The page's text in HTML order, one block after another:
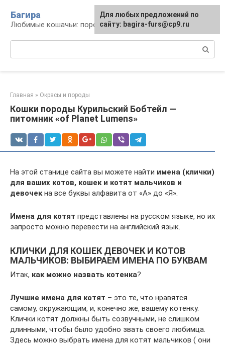
контенту
Багира
Любимые кошачьи: породы, содержание, уход
Главная » Окрасы и породы
Кошки породы Курильский Бобтейл —
питомник «of Planet Lumens»
На этой станице сайта вы можете найти имена (клички)
для ваших котов, кошек и котят мальчиков и
девочекна все буквы алфавита от «А» до «Я».
Имена для котят представлены на русском языке, но их
запросто можно перевести на английский язык.
КЛИЧКИ ДЛЯ КОШЕК ДЕВОЧЕК И КОТОВ
МАЛЬЧИКОВ: ВЫБИРАЕМ ИМЕНА ПО БУКВАМ
Итак, как можно назвать котенка?
Лучшие имена для котят – это те, что нравятся
самому, окружающим, и, конечно же, вашему котенку.
Клички котят должны быть созвучными, не слишком
длинными, чтобы было удобно звать своего любимца.
Здесь можно выбрать имена для котят мальчиков ( они
Для любых предложений по
сайту: bagira-furs@cp9.ru